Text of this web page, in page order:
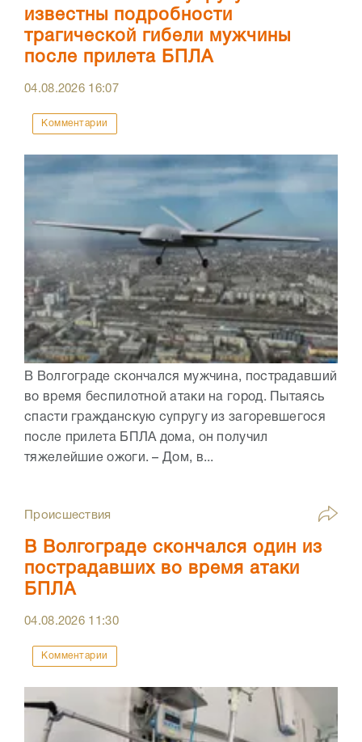
известны подробности
трагической гибели мужчины
после прилета БПЛА
04.08.2026 16:07
Комментарии
В Волгограде скончался мужчина, пострадавший
во время беспилотной атаки на город. Пытаясь
спасти гражданскую супругу из загоревшегося
после прилета БПЛА дома, он получил
тяжелейшие ожоги. – Дом, в...
Происшествия
В Волгограде скончался один из
пострадавших во время атаки
БПЛА
04.08.2026 11:30
Комментарии